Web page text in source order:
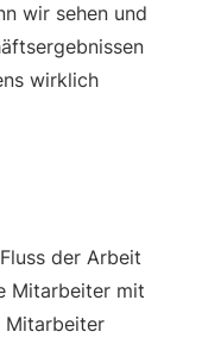
wir sehen und
wirklich
der Arbeit
Mitarbeiter mit
Mitarbeiter